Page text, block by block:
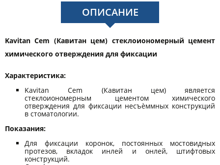
ОПИСАНИЕ
Kavitan Cem (Кавитан цем) стеклоиономерный цемент
химического отверждения для фиксации
Характеристика:
Kavitan Cem (Кавитан цем) является
стеклоиономерным цементом химического
отверждения для фиксации несъѐммных конструкций
в стоматологии.
Показания:
Для фиксации коронок, постоянных мостовидных
протезов, вкладок инлей и онлей, штифтовых
конструкций.